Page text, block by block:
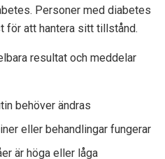
Personer med diabetes
för att hantera sitt tillstånd.
resultat och meddelar
behöver ändras
eller behandlingar fungerar
är höga eller låga